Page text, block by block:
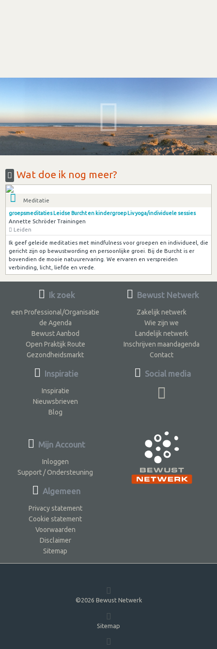
Wat doe ik nog meer?
Meditatie
groepsmeditaties Leidse Burcht en kindergroep Liv yoga/individuele sessies
Annette Schröder Trainingen
Leiden
Ik geef geleide meditaties met mindfulness voor groepen en individueel, die
gericht zijn op bewustwording en persoonlijke groei. Bij de Burcht is er
bovendien de mooie natuurervaring. We ervaren en verspreiden
verbinding, licht, liefde en vrede.
Ik zoek
een Professional/Organisatie
de Agenda
Bewust Aanbod
Open Praktijk Route
Gezondheidsmarkt
Inspiratie
Inspiratie
Nieuwsbrieven
Blog
Bewust Netwerk
Zakelijk netwerk
Wie zijn we
Landelijk netwerk
Inschrijven maandagenda
Contact
Social media
Mijn Account
Inloggen
Support / Ondersteuning
Algemeen
Privacy statement
Cookie statement
Voorwaarden
Disclaimer
Sitemap
©2026 Bewust Netwerk
Sitemap